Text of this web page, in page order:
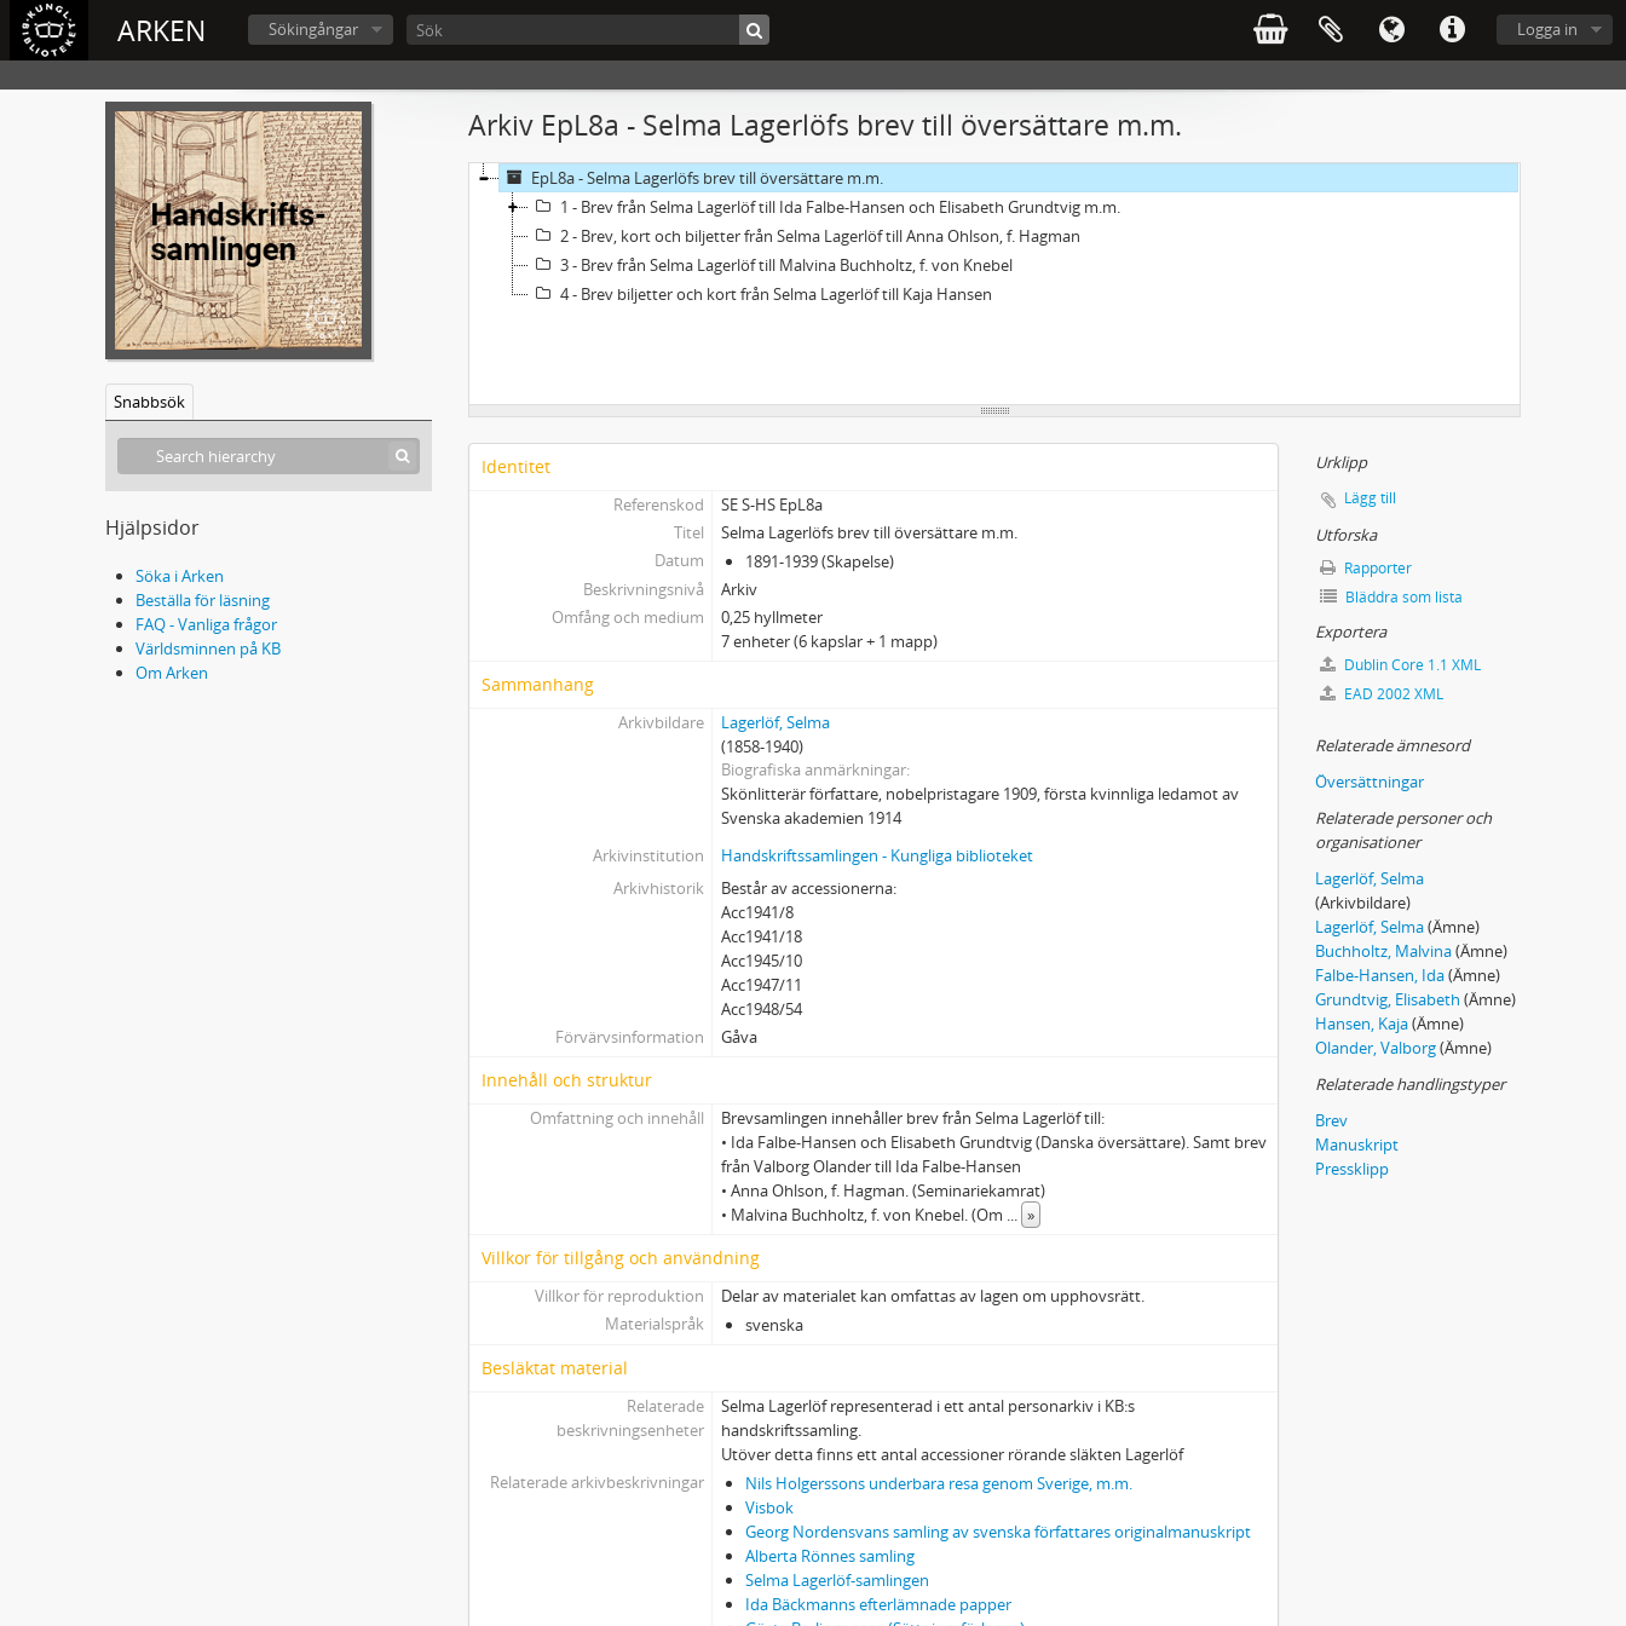
ARKEN Logga in
Sökingångar
Snabbsök
Hjälpsidor
Söka i Arken
Beställa för läsning
FAQ - Vanliga frågor
Världsminnen på KB
Om Arken
Arkiv EpL8a - Selma Lagerlöfs brev till översättare m.m.
EpL8a - Selma Lagerlöfs brev till översättare m.m.
1 - Brev från Selma Lagerlöf till Ida Falbe-Hansen och Elisabeth Grundtvig m.m.
2 - Brev, kort och biljetter från Selma Lagerlöf till Anna Ohlson, f. Hagman
3 - Brev från Selma Lagerlöf till Malvina Buchholtz, f. von Knebel
4 - Brev biljetter och kort från Selma Lagerlöf till Kaja Hansen
Identitet
Referenskod
SE S-HS EpL8a
Titel
Selma Lagerlöfs brev till översättare m.m.
Datum
1891-1939 (Skapelse)
Beskrivningsnivå
Arkiv
Omfång och medium
0,25 hyllmeter
7 enheter (6 kapslar + 1 mapp)
Sammanhang
Arkivbildare
Lagerlöf, Selma
(1858-1940)
Biografiska anmärkningar
Skönlitterär författare, nobelpristagare 1909, första kvinnliga ledamot av
Svenska akademien 1914
Arkivinstitution
Handskriftssamlingen - Kungliga biblioteket
Arkivhistorik
Består av accessionerna:
Acc1941/8
Acc1941/18
Acc1945/10
Acc1947/11
Acc1948/54
Förvärvsinformation
Gåva
Innehåll och struktur
Omfattning och innehåll
Brevsamlingen innehåller brev från Selma Lagerlöf till:
• Ida Falbe-Hansen och Elisabeth Grundtvig (Danska översättare). Samt brev
från Valborg Olander till Ida Falbe-Hansen
• Anna Ohlson, f. Hagman. (Seminariekamrat)
• Malvina Buchholtz, f. von Knebel. (Om ... »
Villkor för tillgång och användning
Villkor för reproduktion
Delar av materialet kan omfattas av lagen om upphovsrätt.
Materialspråk
svenska
Besläktat material
Relaterade
beskrivningsenheter
Selma Lagerlöf representerad i ett antal personarkiv i KB:s
handskriftssamling.
Utöver detta finns ett antal accessioner rörande släkten Lagerlöf
Relaterade arkivbeskrivningar
Nils Holgerssons underbara resa genom Sverige, m.m.
Visbok
Georg Nordensvans samling av svenska författares originalmanuskript
Alberta Rönnes samling
Selma Lagerlöf-samlingen
Ida Bäckmanns efterlämnade papper
Urklipp
Lägg till
Utforska
Rapporter
Bläddra som lista
Exportera
Dublin Core 1.1 XML
EAD 2002 XML
Relaterade ämnesord
Översättningar
Relaterade personer och
organisationer
Lagerlöf, Selma
(Arkivbildare)
Lagerlöf, Selma(Ämne)
Buchholtz, Malvina(Ämne)
Falbe-Hansen, Ida(Ämne)
Grundtvig, Elisabeth (Ämne)
Hansen, Kaja(Ämne)
Olander, Valborg(Ämne)
Relaterade handlingstyper
Brev
Manuskript
Pressklipp